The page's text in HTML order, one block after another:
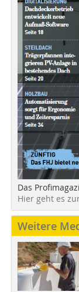
Das
Hier geht es
Weitere